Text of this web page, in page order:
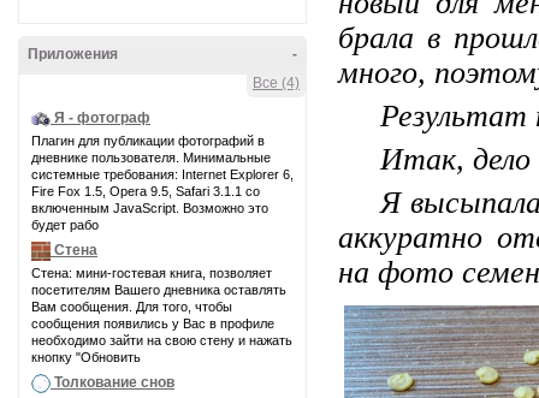
-
Приложения
Все (4)
Я - фотограф
Плагин для публикации фотографий в
дневнике пользователя. Минимальные
системные требования: Internet Explorer 6,
Fire Fox 1.5, Opera 9.5, Safari 3.1.1 со
включенным JavaScript. Возможно это
будет рабо
Стена
Стена: мини-гостевая книга, позволяет
посетителям Вашего дневника оставлять
Вам сообщения. Для того, чтобы
сообщения появились у Вас в профиле
необходимо зайти на свою стену и нажать
кнопку "Обновить
Толкование снов
брала в
много,
Результат
Итак, дело
Я высыпала
аккуратно
на фото